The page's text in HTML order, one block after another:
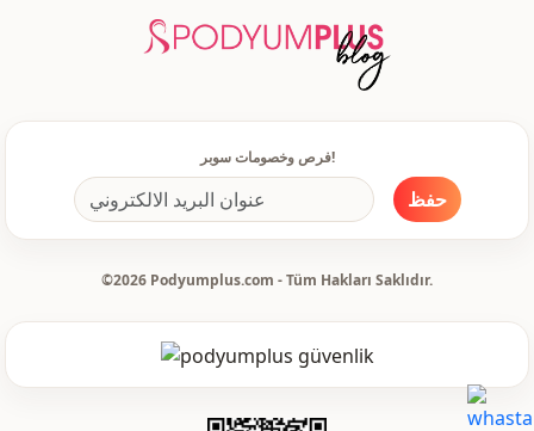
ذو قبعة
ذو غطاء للرأس
الاستخدام يومي
فرص وخصومات سوبر!
حفظ
©2026 Podyumplus.com - Tüm Hakları Saklıdır.